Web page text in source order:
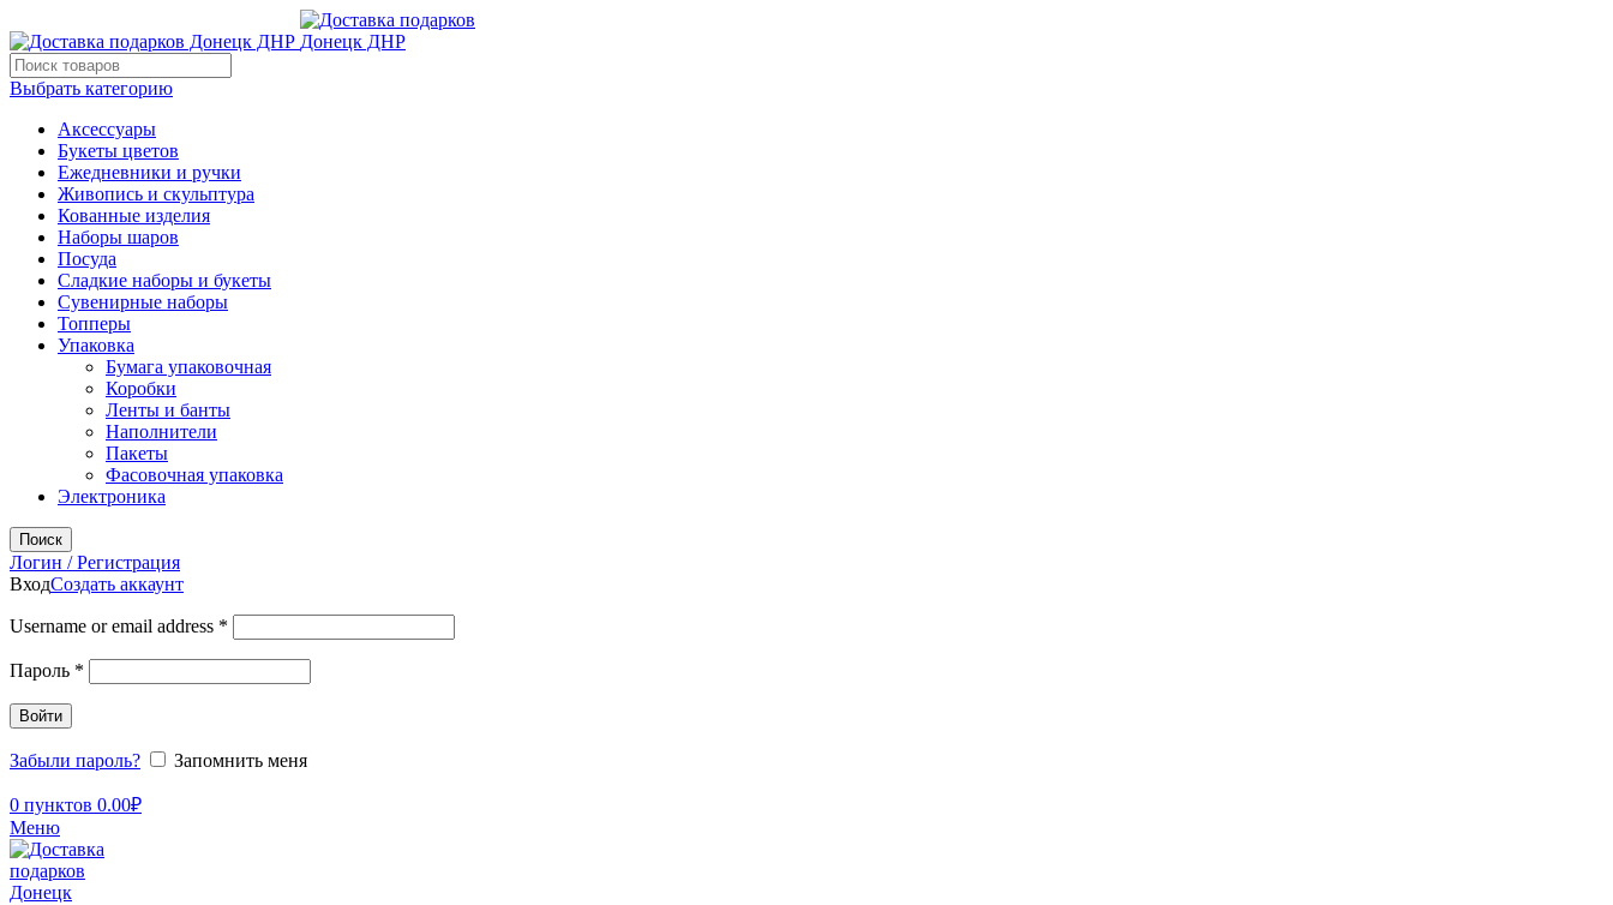
Выбрать категорию
Аксессуары
Букеты цветов
Ежедневники и ручки
Живопись и скульптура
Кованные изделия
Наборы шаров
Посуда
Сладкие наборы и букеты
Сувенирные наборы
Топперы
Упаковка
Бумага упаковочная
Коробки
Ленты и банты
Наполнители
Пакеты
Фасовочная упаковка
Электроника
Поиск
Логин / Регистрация
ВходСоздать аккаунт
Username or email address *
Пароль *
Войти
Забыли пароль? Запомнить меня
0 пунктов 0.00₽
Меню